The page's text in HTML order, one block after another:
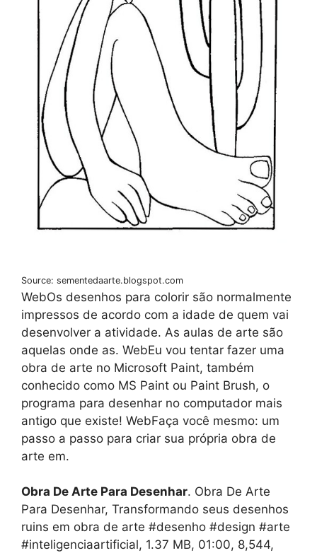
Source: sementedaarte.blogspot.com
WebOs desenhos para colorir são normalmente
impressos de acordo com a idade de quem vai
desenvolver a atividade. As aulas de arte são
aquelas onde as. WebEu vou tentar fazer uma
obra de arte no Microsoft Paint, também
conhecido como MS Paint ou Paint Brush, o
programa para desenhar no computador mais
antigo que existe! WebFaça você mesmo: um
passo a passo para criar sua própria obra de
arte em.
Obra De Arte Para Desenhar. Obra De Arte
Para Desenhar, Transformando seus desenhos
ruins em obra de arte #desenho #design #arte
#inteligenciaartificial, 1.37 MB, 01:00, 8,544,